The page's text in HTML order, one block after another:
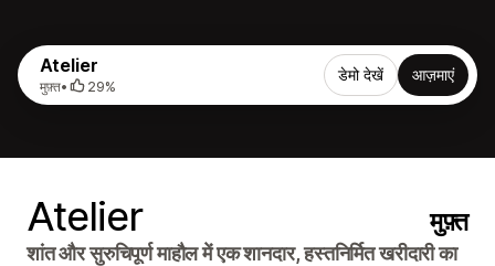
Atelier
मुफ़्त• 29%
डेमो देखें आज़माएं
Atelier मुफ़्त
शांत और सुरुचिपूर्ण माहौल में एक शानदार, हस्तनिर्मित खरीदारी का